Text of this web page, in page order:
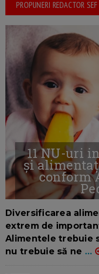
PROPUNERI REDACTOR SEF
11 NU-uri
și
conform
Diversificarea
extrem de
Alimentele trebuie
nu trebuie să ne ...